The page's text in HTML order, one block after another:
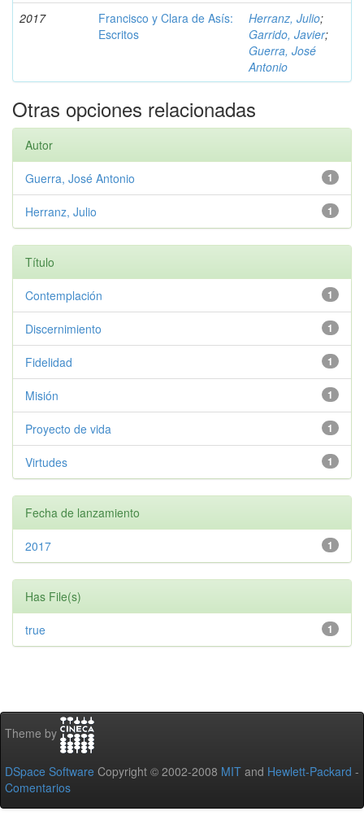
2017
Francisco y Clara de Asís:
Escritos
Herranz, Julio;
Garrido, Javier;
Guerra, José
Antonio
Otras opciones relacionadas
Autor
1
Guerra, José Antonio
1
Herranz, Julio
Título
1
Contemplación
1
Discernimiento
1
Fidelidad
1
Misión
1
Proyecto de vida
1
Virtudes
Fecha de lanzamiento
1
2017
Has File(s)
1
true
Theme by
DSpace Software Copyright © 2002-2008 MIT and Hewlett-Packard -
Comentarios